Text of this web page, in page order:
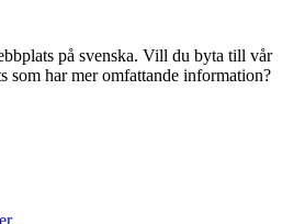
på svenska. Vill du byta till vår
som har mer omfattande information?